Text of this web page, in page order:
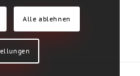
Alle ablehnen